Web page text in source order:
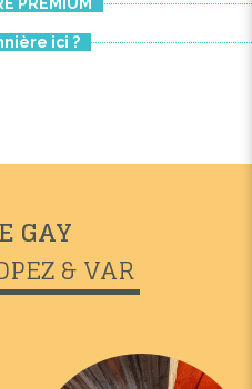
ici ?
GAY
& VAR